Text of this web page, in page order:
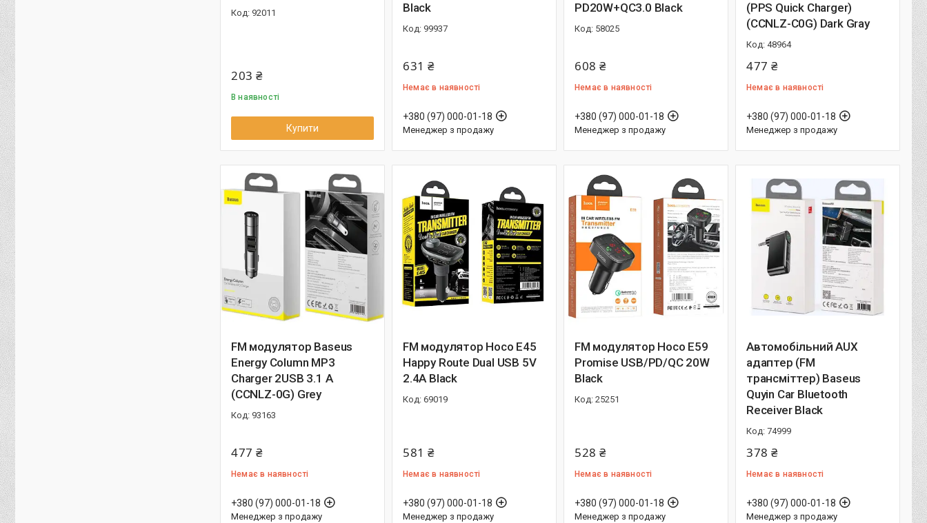
92011
203 ₴
В наявності
Купити
Black
99937
631 ₴
Немає в наявності
+380 (97) 000-01-18
Менеджер з продажу
PD20W+QC3.0 Black
58025
608 ₴
Немає в наявності
+380 (97) 000-01-18
Менеджер з продажу
(PPS Quick Charger)
(CCNLZ-C0G) Dark Gray
48964
477 ₴
Немає в наявності
+380 (97) 000-01-18
Менеджер з продажу
FM модулятор Baseus
Energy Column MP3
Charger 2USB 3.1 A
(CCNLZ-0G) Grey
93163
477 ₴
Немає в наявності
+380 (97) 000-01-18
Менеджер з продажу
FM модулятор Hoco E45
Happy Route Dual USB 5V
2.4A Black
69019
581 ₴
Немає в наявності
+380 (97) 000-01-18
Менеджер з продажу
FM модулятор Hoco E59
Promise USB/PD/QC 20W
Black
25251
528 ₴
Немає в наявності
+380 (97) 000-01-18
Менеджер з продажу
Автомобільний AUX
адаптер (FM
трансміттер) Baseus
Quyin Car Bluetooth
Receiver Black
74999
378 ₴
Немає в наявності
+380 (97) 000-01-18
Менеджер з продажу